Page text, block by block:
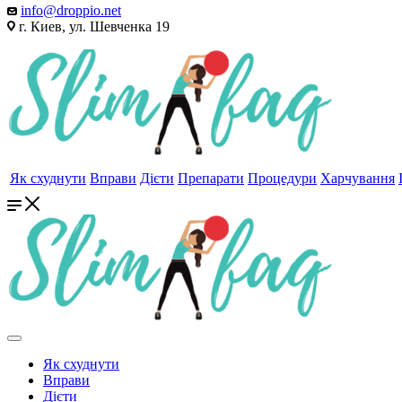
info@droppio.net
г. Киев, ул. Шевченка 19
Як схуднути Вправи Дієти Препарати Процедури Харчування
Як схуднути
Вправи
Дієти